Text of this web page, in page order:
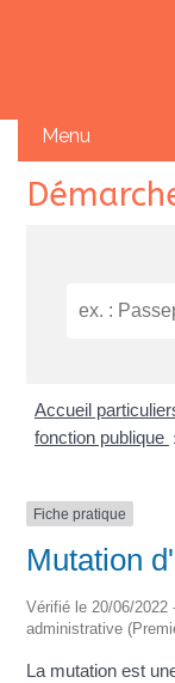
Skip
Accueil
fonction publique
Fiche pratique
Mutation
Vérifié le 20/06/2022
administrative
La mutation est